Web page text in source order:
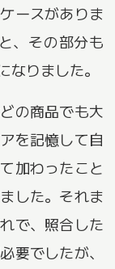
ースがありま
、その部分も
りました。
の商品でも大
を記憶して自
加わったこと
した。それま
で、照合した
要でしたが、